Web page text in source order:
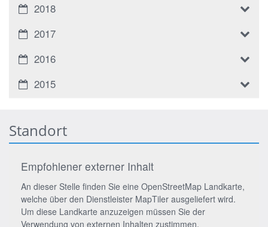
2018
2017
2016
2015
Standort
Empfohlener externer Inhalt
An dieser Stelle finden Sie eine OpenStreetMap Landkarte,
welche über den Dienstleister MapTiler ausgeliefert wird.
Um diese Landkarte anzuzeigen müssen Sie der
Verwendung von externen Inhalten zustimmen.